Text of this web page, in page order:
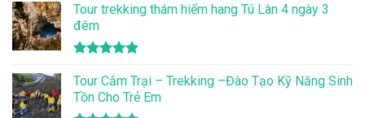
5 sao
Tour trekking thám hiểm hang Tú Làn 4 ngày 3
đêm
hạng4.86
5 sao
Tour Cắm Trại – Trekking –Đào Tạo Kỹ Năng Sinh
Tồn Cho Trẻ Em